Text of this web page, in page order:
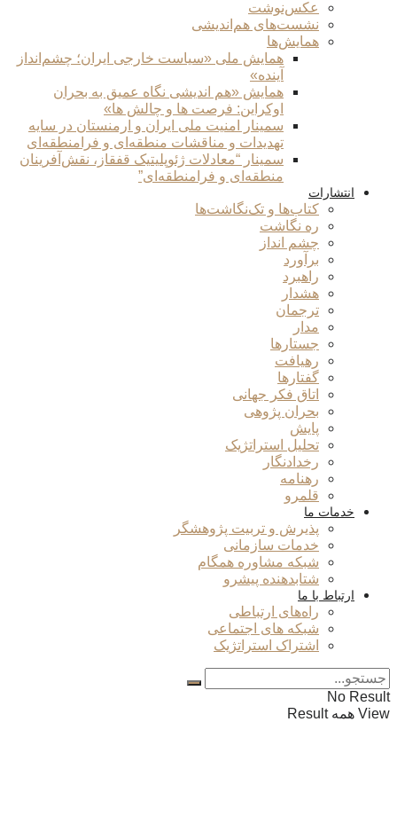
عکس‌نوشت
نشست‌های هم‌اندیشی
همایش‌ها
همایش ملی «سیاست خارجی ایران؛ چشم‌انداز
آینده»
همایش «هم اندیشی نگاه عمیق به بحران
اوکراین: فرصت ها و چالش ها»
سمینار امنیت ملی ایران و ارمنستان در سایه
تهدیدات و مناقشات منطقه‌ای و فرامنطقه‌ای
سمینار “معادلات ژئوپلیتیک قفقاز، نقش‌آفرینان
منطقه‌ای و فرامنطقه‌ای”
انتشارات
کتاب‌ها و تک‌نگاشت‌ها
ره نگاشت
چشم انداز
برآورد
راهبرد
هشدار
ترجمان
مدار
جستارها
رهیافت
گفتارها
اتاق فکر جهانی
بحران پژوهی
پایش
تحلیل استراتژیک
رخدادنگار
رهنامه
قلمرو
خدمات ما
پذیرش و تربیت پژوهشگر
خدمات سازمانی
شبکه مشاوره همگام
شتابدهنده پیشرو
ارتباط با ما
راه‌های ارتباطی
شبکه های اجتماعی
اشتراک استراتژیک
No Result
View همه Result